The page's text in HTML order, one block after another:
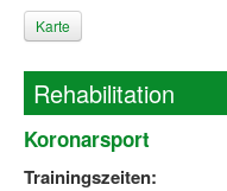
Karte
Rehabilitation
Koronarsport
Trainingszeiten: